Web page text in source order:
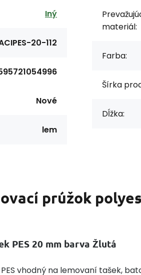
Iný
20-112
Nové
lem
materiál:
Farba:
Šírka
Dĺžka:
prúžok
PES 20 mm barva Žlutá
vhodný na lemovaní tašek,